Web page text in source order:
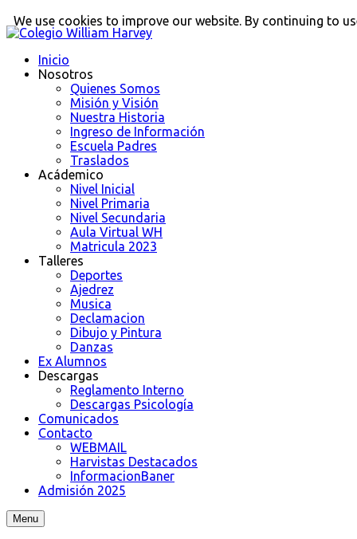
Inicio
Nosotros
Quienes Somos
Misión y Visión
Nuestra Historia
Ingreso de Información
Escuela Padres
Traslados
Acádemico
Nivel Inicial
Nivel Primaria
Nivel Secundaria
Aula Virtual WH
Matricula 2023
Talleres
Deportes
Ajedrez
Musica
Declamacion
Dibujo y Pintura
Danzas
Ex Alumnos
Descargas
Reglamento Interno
Descargas Psicología
Comunicados
Contacto
WEBMAIL
Harvistas Destacados
InformacionBaner
Admisión 2025
Menu
We use cookies to improve our website. By continuing to